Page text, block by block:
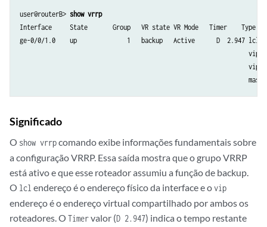
user@routerB> show vrrp
Interface     State       Group   VR state VR Mode   Timer    Type
ge-0/0/1.0    up              1   backup   Active      D  2.947 lcl
vip
vip
Significado
O show vrrpcomando exibe informações fundamentais sobre
a configuração VRRP. Essa saída mostra que o grupo VRRP
está ativo e que esse roteador assumiu a função de backup.
O lcl endereço é o endereço físico da interface e ovip
endereço é o endereço virtual compartilhado por ambos os
roteadores. O Timervalor (D 2.947) indica o tempo restante